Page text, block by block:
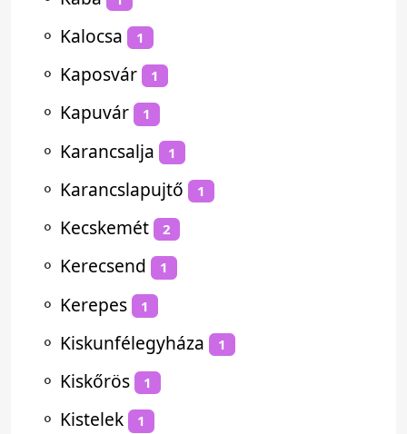
⚬ Kalocsa 1
⚬ Kaposvár 1
⚬ Kapuvár 1
⚬ Karancsalja 1
⚬ Karancslapujtő 1
⚬ Kecskemét 2
⚬ Kerecsend 1
⚬ Kerepes 1
⚬ Kiskunfélegyháza 1
⚬ Kiskőrös 1
⚬ Kistelek 1